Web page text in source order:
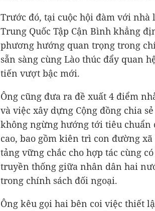
Trước đó, tại cuộc hội đàm với nhà
Trung Quốc Tập Cận Bình khẳng
phương hướng quan trọng trong
sẵn sàng cùng Lào thúc đẩy quan
tiến vượt bậc mới.
Ông cũng đưa ra đề xuất 4 điểm
và việc xây dựng Cộng đồng chia
không ngừng hướng tới tiêu chuẩn
cao, bao gồm kiên trì con đường
tảng vững chắc cho hợp tác cùng
truyền thống giữa nhân dân hai
trong chính sách đối ngoại.
Ông kêu gọi hai bên coi việc thiết